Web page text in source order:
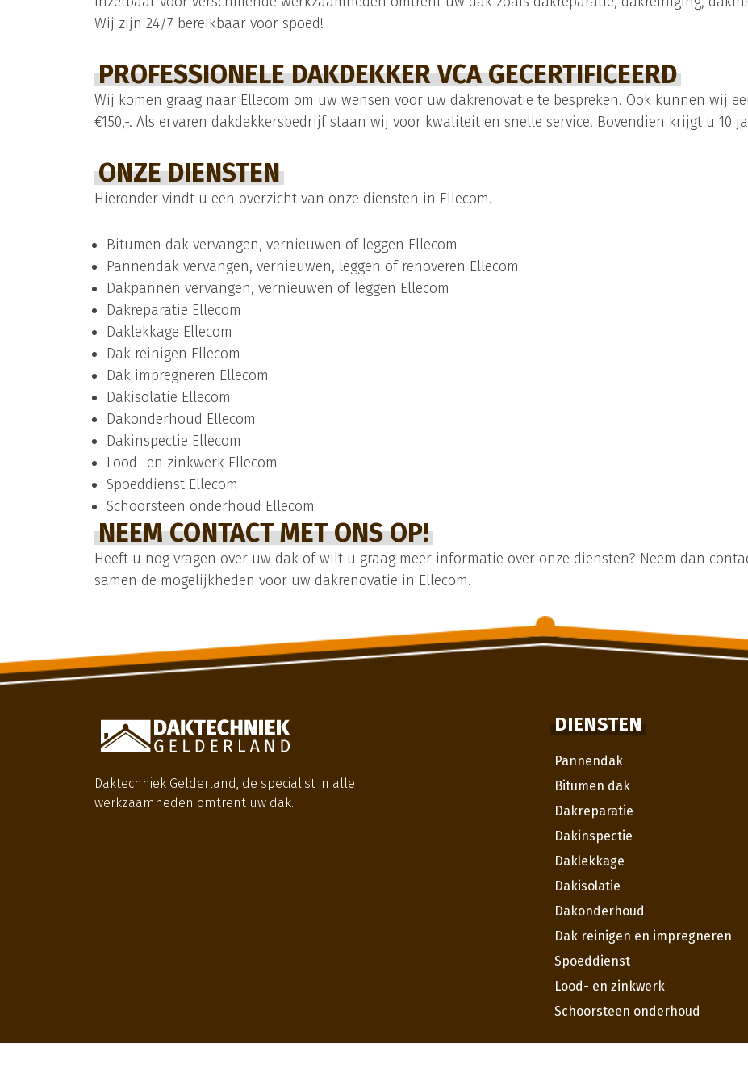
Wij zijn 24/7 bereikbaar voor spoed!
PROFESSIONELE DAKDEKKER VCA GECERTIFICEERD
Wij komen graag naar Ellecom om uw wensen voor uw dakrenovatie te bespreken. Ook kunnen wij
€150,-. Als ervaren dakdekkersbedrijf staan wij voor kwaliteit en snelle service. Bovendien krijgt u 10
ONZE DIENSTEN
Hieronder vindt u een overzicht van onze diensten in Ellecom.
Bitumen dak vervangen, vernieuwen of leggen Ellecom
Pannendak vervangen, vernieuwen, leggen of renoveren Ellecom
Dakpannen vervangen, vernieuwen of leggen Ellecom
Dakreparatie Ellecom
Daklekkage Ellecom
Dak reinigen Ellecom
Dak impregneren Ellecom
Dakisolatie Ellecom
Dakonderhoud Ellecom
Dakinspectie Ellecom
Lood- en zinkwerk Ellecom
Spoeddienst Ellecom
Schoorsteen onderhoud Ellecom
NEEM CONTACT MET ONS OP!
Heeft u nog vragen over uw dak of wilt u graag meer informatie over onze diensten? Neem dan
samen de mogelijkheden voor uw dakrenovatie in Ellecom.
Daktechniek Gelderland, de specialist in alle
werkzaamheden omtrent uw dak.
DIENSTEN
Pannendak
Bitumen dak
Dakreparatie
Dakinspectie
Daklekkage
Dakisolatie
Dakonderhoud
Dak reinigen en impregneren
Spoeddienst
Lood- en zinkwerk
Schoorsteen onderhoud